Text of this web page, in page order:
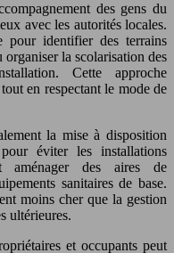
des gens du
avec les autorités locales.
pour identifier des terrains
organiser la scolarisation des
Cette approche
en respectant le mode de
la mise à disposition
éviter les installations
aménager des aires de
sanitaires de base.
moins cher que la gestion
ultérieures.
et occupants peut